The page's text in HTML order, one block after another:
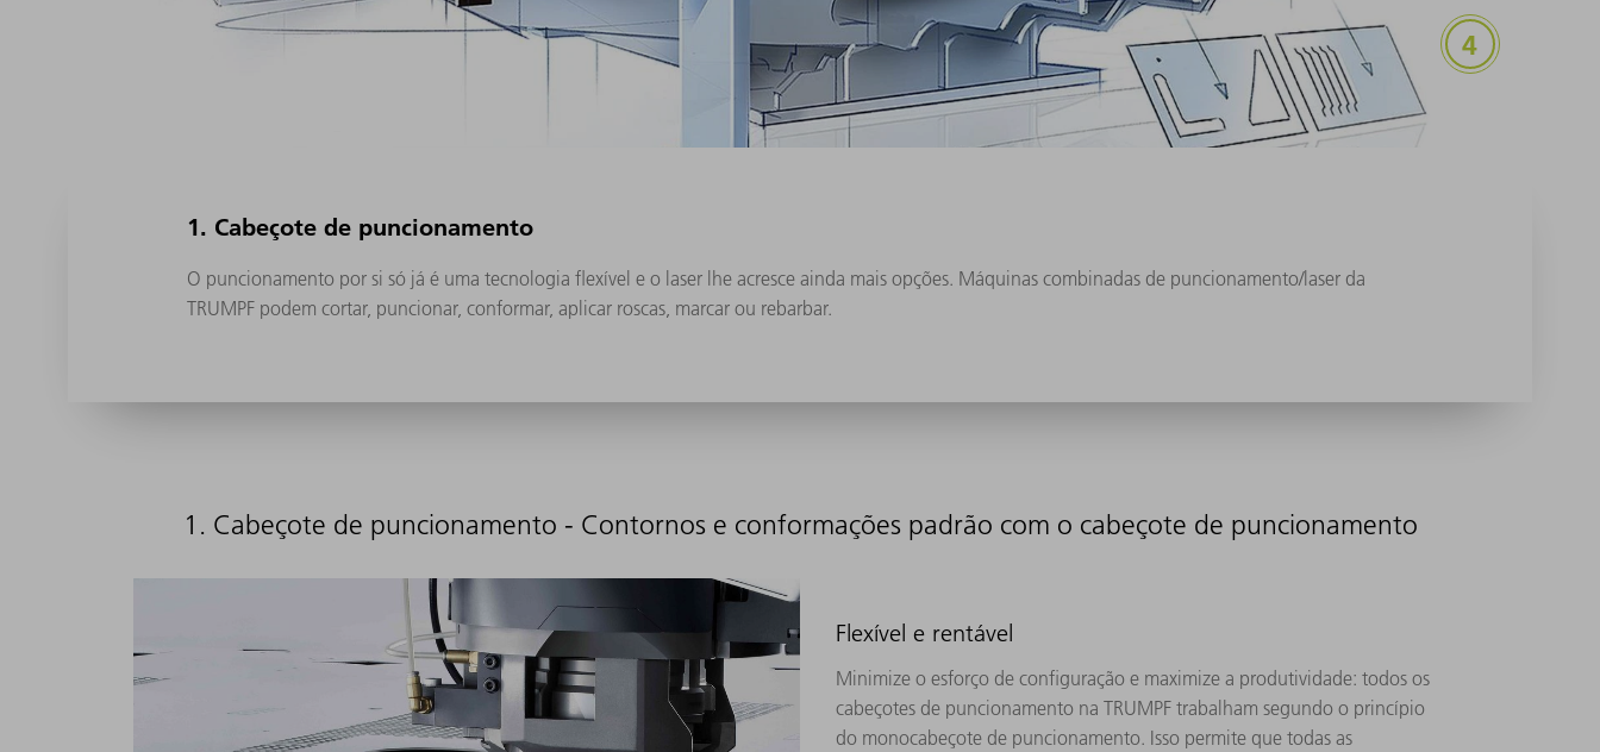
1. Cabeçote de puncionamento
O puncionamento por si só já é uma tecnologia flexível e o laser lhe acresce ainda mais opções. Máquinas combinadas de puncionamento/laser da
TRUMPF podem cortar, puncionar, conformar, aplicar roscas, marcar ou rebarbar.
1. Cabeçote de puncionamento - Contornos e conformações padrão com o cabeçote de puncionamento
Flexível e rentável
Minimize o esforço de configuração e maximize a produtividade: todos os
cabeçotes de puncionamento na TRUMPF trabalham segundo o princípio
do monocabeçote de puncionamento. Isso permite que todas as